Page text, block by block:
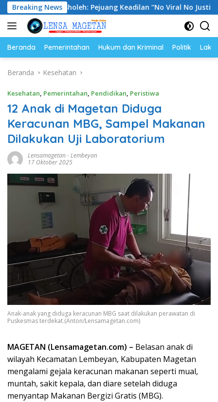
Langsung
ke
konten
Breaking News
Sholeh: Pejuang Keadilan “No Viral No Justice” Telah
Beranda Pemerintahan Hukum dan Kriminal Politik
Beranda Kesehatan
Kesehatan, Pemerintahan, Pendidikan, Peristiwa
12 Anak di Magetan Diduga
Keracunan MBG, Sampel Makanan
Dilakukan Uji Laboratorium
Lensamagetan-Lembeyan
17 Oktober 2025
Anak-anak yang diduga keracunan MBG saat dilakukan perawatan di
Puskesmas terdekat.(Anton/Lensamagetan.com)
MAGETAN (Lensamagetan.com) – Belasan anak di
wilayah Kecamatan Lembeyan, Kabupaten Magetan
mengalami gejala keracunan makanan seperti mual,
muntah, sakit kepala, dan diare setelah diduga
menyantap Makanan Bergizi Gratis (MBG).